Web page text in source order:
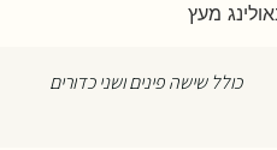
מעץ
כולל שישה פינים ושני כדורים